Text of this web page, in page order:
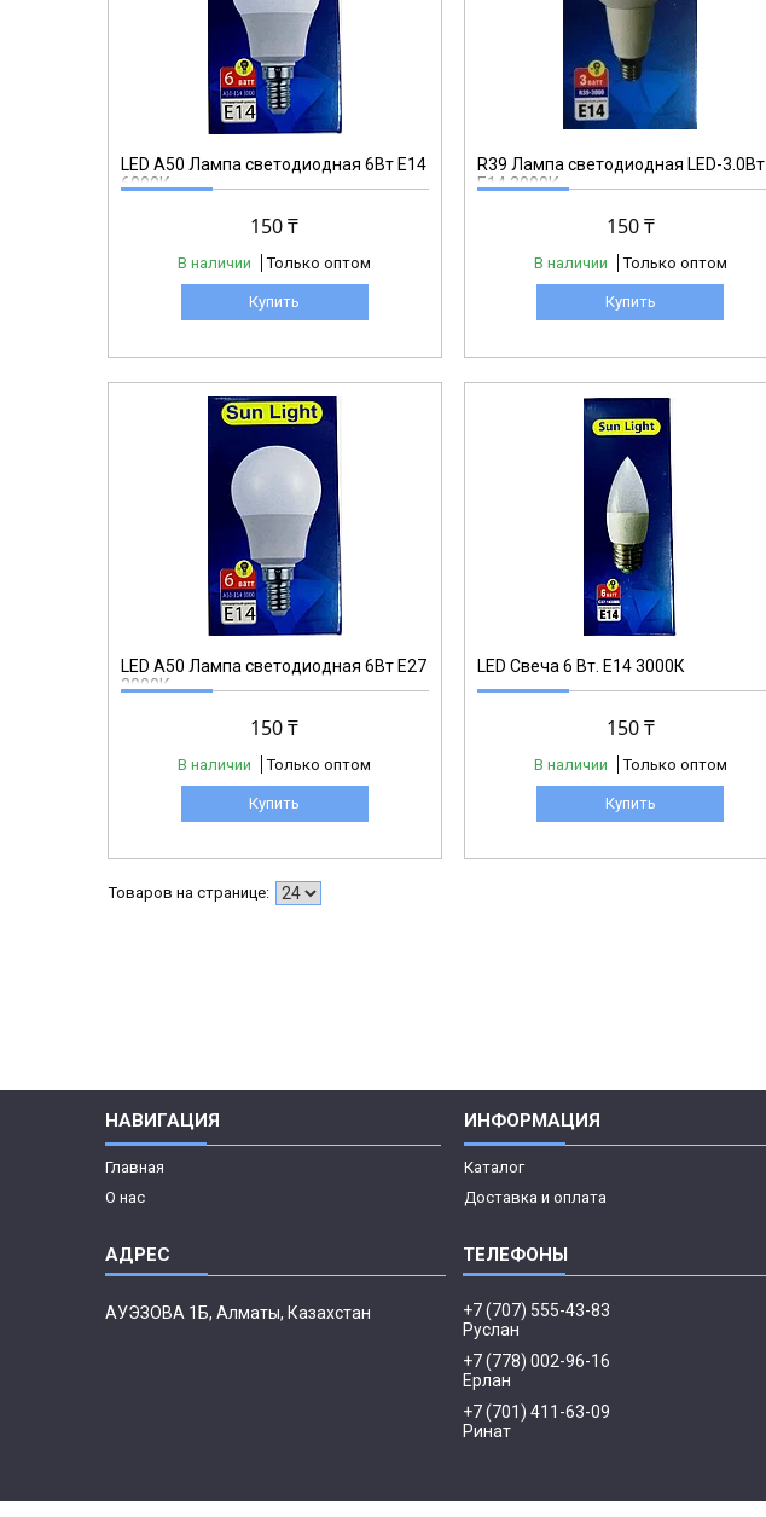
LED A50 Лампа светодиодная 6Вт Е14
6000К
150 ₸
В наличии Только оптом
Купить
R39
R39 Лампа светодиодная LED-3.0Вт
Е14 3000К
150 ₸
В наличии Только оптом
Купить
R39
LED A50 Лампа светодиодная 6Вт Е27
3000К
150 ₸
В наличии Только оптом
Купить
C37Е14
LED Свеча 6 Вт. Е14 3000К
150 ₸
В наличии Только оптом
Купить
C37Е27
НАВИГАЦИЯ
Главная
О нас
ИНФОРМАЦИЯ
Каталог
Доставка и оплата
АУЭЗОВА 1Б, Алматы, Казахстан
+7 (707) 555-43-83
Руслан
+7 (778) 002-96-16
Ерлан
+7 (701) 411-63-09
Ринат